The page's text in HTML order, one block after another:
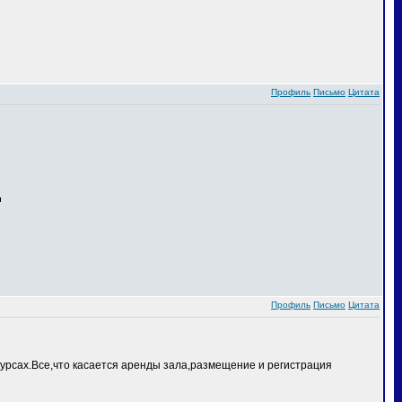
Профиль Письмо Цитата
Профиль Письмо Цитата
касается аренды зала,размещение и регистрация